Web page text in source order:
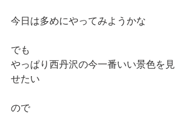
今日は多めにやってみようかな
でも
やっぱり西丹沢の今一番いい景色を見
せたい
ので